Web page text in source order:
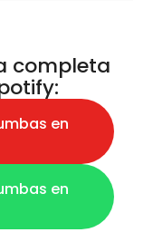
completa
en
en